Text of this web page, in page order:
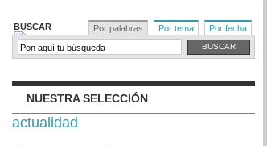
BUSCAR Por palabras Por tema Por fecha
NUESTRA SELECCIÓN
actualidad